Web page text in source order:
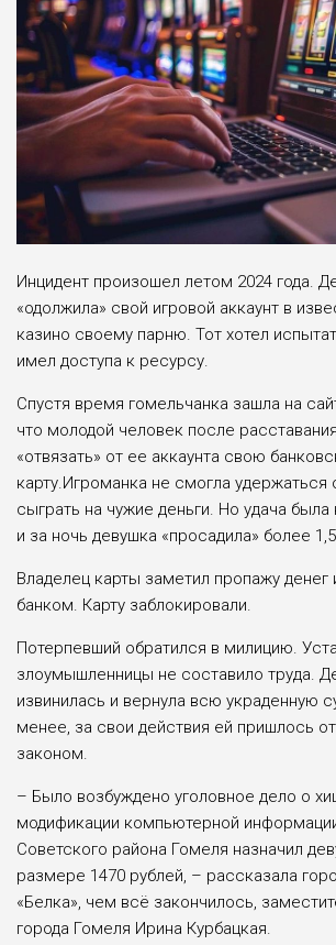
Инцидент произошел летом 2024 года.
«одолжила» свой игровой аккаунт в
казино своему парню. Тот хотел
имел доступа к ресурсу.
Спустя время гомельчанка зашла на
что молодой человек после
«отвязать» от ее аккаунта свою
карту.Игроманка не смогла удержаться
сыграть на чужие деньги. Но удача
и за ночь девушка «просадила» более
Владелец карты заметил пропажу денег
банком. Карту заблокировали.
Потерпевший обратился в милицию.
злоумышленницы не составило труда.
извинилась и вернула всю украденную
менее, за свои действия ей пришлось
законом.
– Было возбуждено уголовное дело о
модификации компьютерной
Советского района Гомеля назначил
размере 1470 рублей, – рассказала
«Белка», чем всё закончилось,
города Гомеля Ирина Курбацкая.